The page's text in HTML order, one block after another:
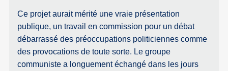
Ce projet aurait mérité une vraie présentation
publique, un travail en commission pour un débat
débarrassé des préoccupations politiciennes comme
des provocations de toute sorte. Le groupe
communiste a longuement échangé dans les jours